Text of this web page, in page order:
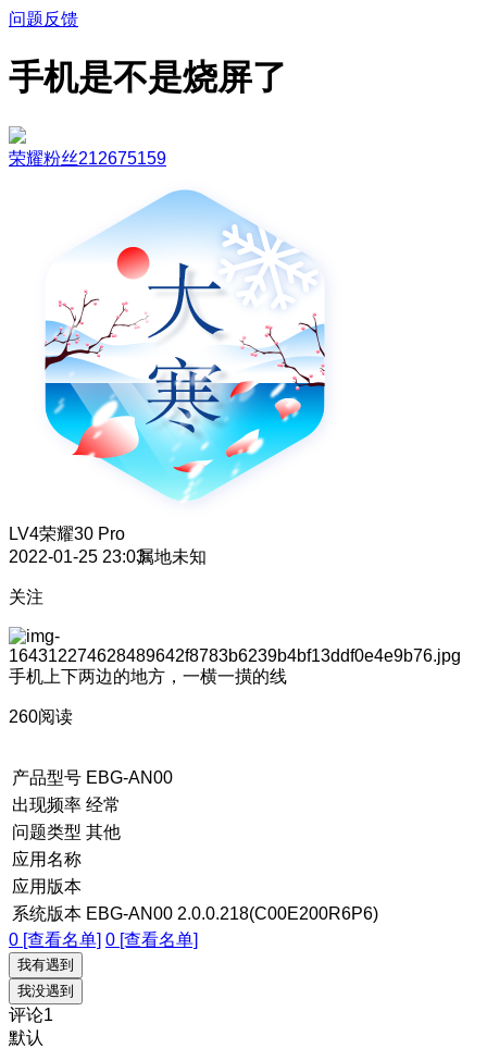
问题反馈
手机是不是烧屏了
荣耀粉丝212675159
LV4荣耀30 Pro
2022-01-25 23:03属地未知
关注
手机上下两边的地方，一横一撗的线
260阅读
产品型号 EBG-AN00
出现频率 经常
问题类型 其他
应用名称
应用版本
系统版本 EBG-AN00 2.0.0.218(C00E200R6P6)
0 [查看名单] 0 [查看名单]
我有遇到
我没遇到
评论1
默认